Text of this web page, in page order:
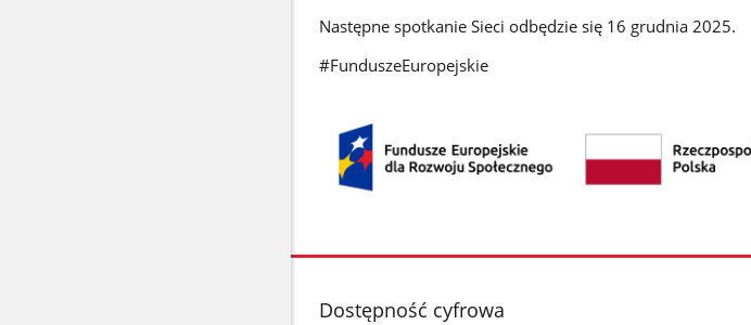
Następne spotkanie Sieci odbędzie się 16 grudnia 2025.
#FunduszeEuropejskie
stopka
Dostępność cyfrowa